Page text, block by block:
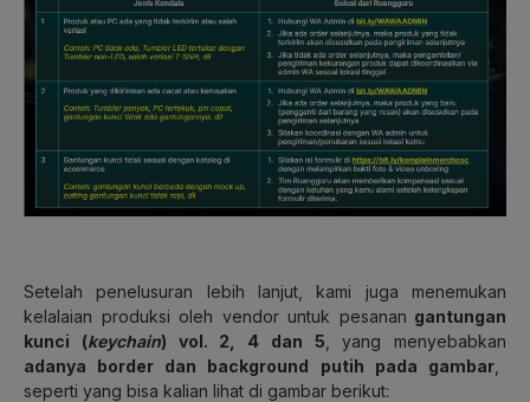
Setelah penelusuran lebih lanjut, kami juga menemukan
kelalaian produksi oleh vendor untuk pesanan gantungan
kunci (keychain) vol. 2, 4 dan 5 , yang menyebabkan
adanya border dan background putih pada gambar,
seperti yang bisa kalian lihat di gambar berikut: